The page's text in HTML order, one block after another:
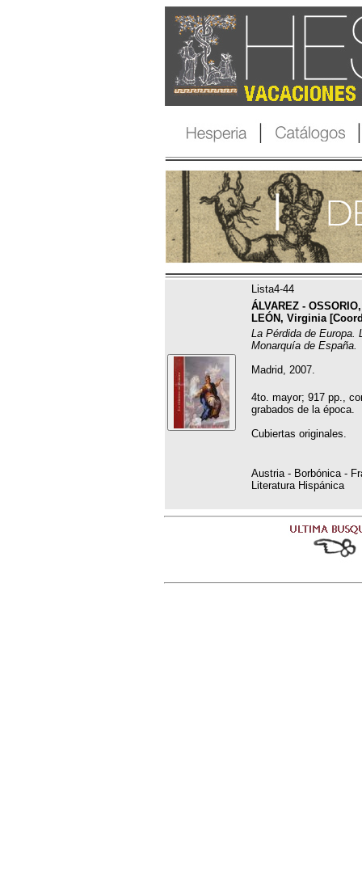
Lista4-44
ÁLVAREZ -
LEÓN, Virginia
La Pérdida de Europa.
Monarquía de España.
Madrid, 2007.
4to. mayor; 917 pp.,
grabados de la época.
Cubiertas originales.
Austria - Borbónica -
Literatura Hispánica